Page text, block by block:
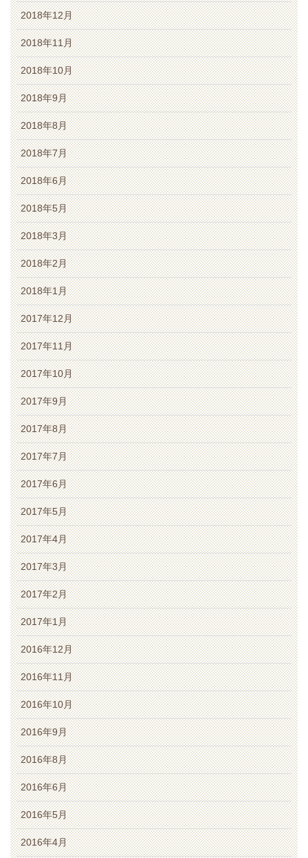
2018年12月
2018年11月
2018年10月
2018年9月
2018年8月
2018年7月
2018年6月
2018年5月
2018年3月
2018年2月
2018年1月
2017年12月
2017年11月
2017年10月
2017年9月
2017年8月
2017年7月
2017年6月
2017年5月
2017年4月
2017年3月
2017年2月
2017年1月
2016年12月
2016年11月
2016年10月
2016年9月
2016年8月
2016年6月
2016年5月
2016年4月